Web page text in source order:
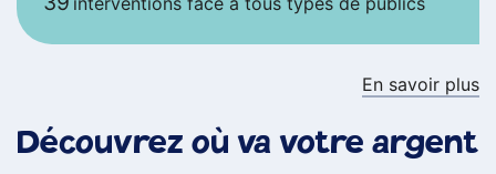
En savoir plus
Découvrez où va votre argent